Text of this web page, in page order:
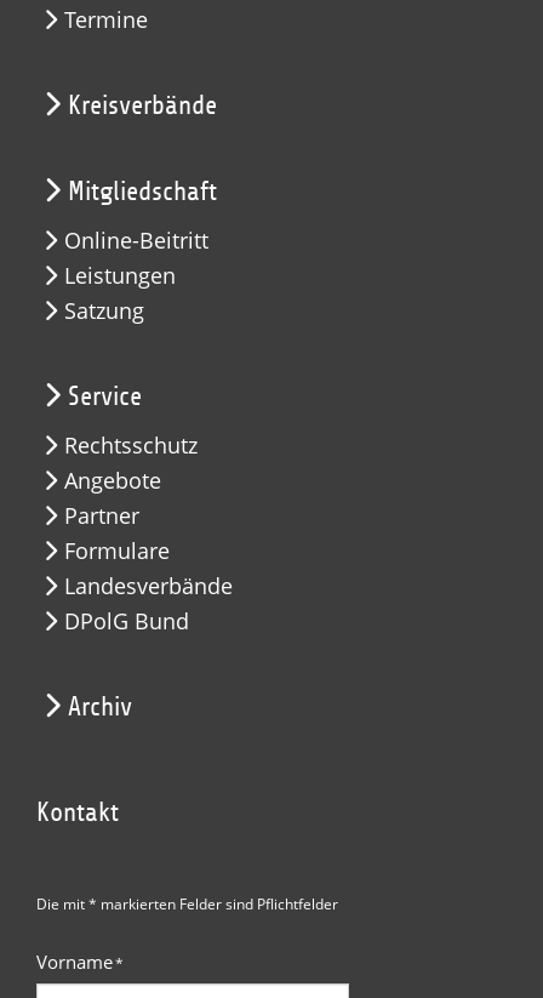
Termine
Kreisverbände
Mitgliedschaft
Online-Beitritt
Leistungen
Satzung
Service
Rechtsschutz
Angebote
Partner
Formulare
Landesverbände
DPolG Bund
Archiv
Kontakt
Die mit * markierten Felder sind Pflichtfelder
Vorname*